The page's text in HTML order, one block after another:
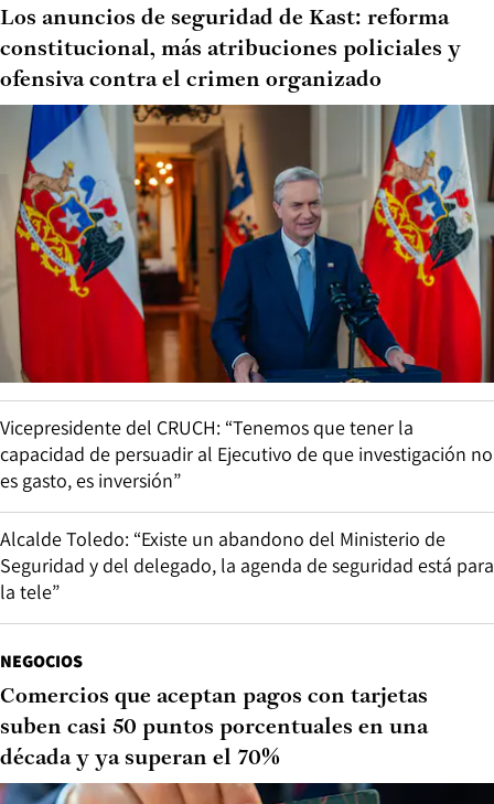
Los anuncios de seguridad de Kast: reforma
constitucional, más atribuciones policiales y
ofensiva contra el crimen organizado
Vicepresidente del CRUCH: “Tenemos que tener la
capacidad de persuadir al Ejecutivo de que investigación no
es gasto, es inversión”
Alcalde Toledo: “Existe un abandono del Ministerio de
Seguridad y del delegado, la agenda de seguridad está para
la tele”
NEGOCIOS
Comercios que aceptan pagos con tarjetas
suben casi 50 puntos porcentuales en una
década y ya superan el 70%